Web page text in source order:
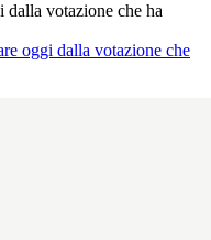
dalla votazione che ha
oggi dalla votazione che